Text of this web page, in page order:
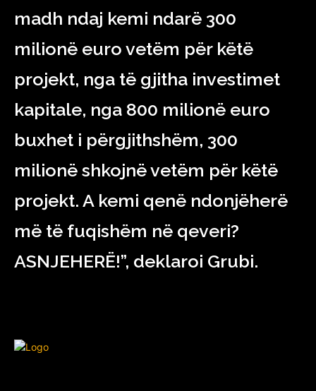
madh ndaj kemi ndarë 300
milionë euro vetëm për këtë
projekt, nga të gjitha investimet
kapitale, nga 800 milionë euro
buxhet i përgjithshëm, 300
milionë shkojnë vetëm për këtë
projekt. A kemi qenë ndonjëherë
më të fuqishëm në qeveri?
ASNJEHERË!”, deklaroi Grubi.